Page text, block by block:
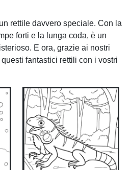
rettile davvero speciale. Con la
forti e la lunga coda, è un
E ora, grazie ai nostri
fantastici rettili con i vostri